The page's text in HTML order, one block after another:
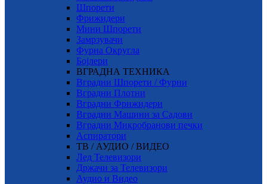
Шпорети
Фрижидери
Мини Шпорети
Замрзувачи
Фурна Округла
Бојлери
ВГРАДНА ТЕХНИКА
Вградни Шпорети / Фурни
Вградни Плотни
Вградни Фрижидери
Вградни Машини за Садови
Вградни Микробранови печки
Аспиратори
ТВ / АУДИО / ВИДЕО
Лед Телевизори
Држачи за Телевизори
Аудио и Видео